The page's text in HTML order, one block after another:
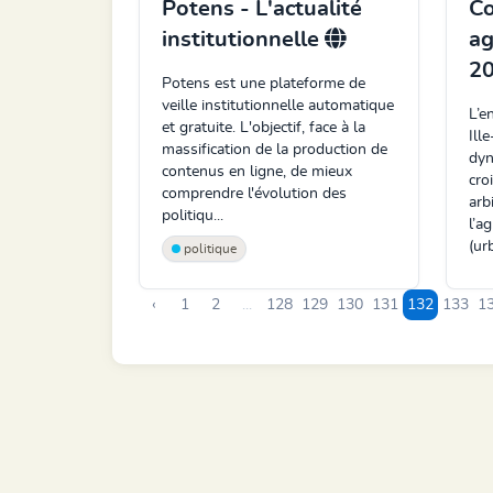
Potens - L'actualité
institutionnelle
Potens est une plateforme de
veille institutionnelle automatique
et gratuite. L'objectif, face à la
massification de la production de
contenus en ligne, de mieux
comprendre l'évolution des
politiqu...
politique
‹ 1 2 128 129 130 131 132 133